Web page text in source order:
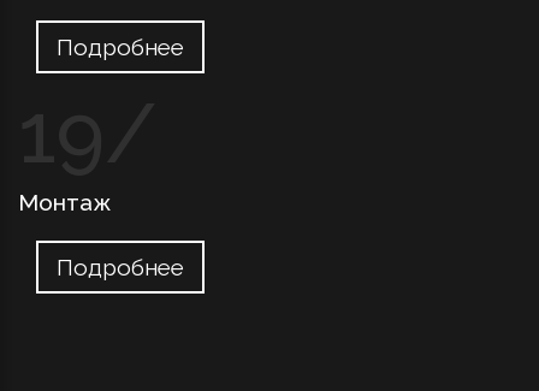
Подробнее
Монтаж
Подробнее